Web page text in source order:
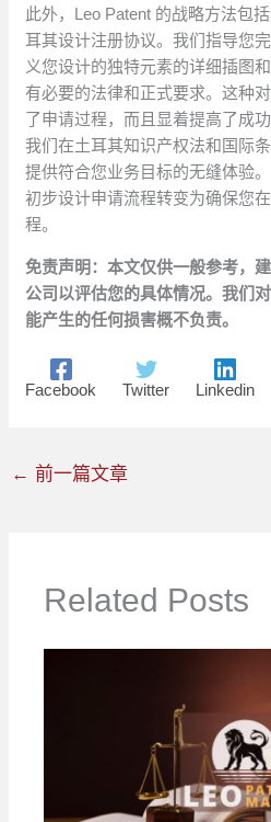
此外，Leo Patent 的战略方法包
耳其设计注册协议。我们指导您
义您设计的独特元素的详细插图
有必要的法律和正式要求。这种
了申请过程，而且显着提高了成
我们在土耳其知识产权法和国际
提供符合您业务目标的无缝体验
初步设计申请流程转变为确保您
程。
免责声明：本文仅供一般参考，
公司以评估您的具体情况。我们
能产生的任何损害概不负责。
Facebook Twitter Linkedin
← 前一篇文章
Related Posts